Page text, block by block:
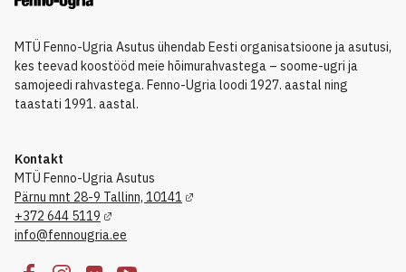
MTÜ Fenno-Ugria Asutus ühendab Eesti organisatsioone ja asutusi,
kes teevad koostööd meie hõimurahvastega – soome-ugri ja
samojeedi rahvastega. Fenno-Ugria loodi 1927. aastal ning
taastati 1991. aastal.
Kontakt
MTÜ Fenno-Ugria Asutus
Pärnu mnt 28-9 Tallinn, 10141
+372 644 5119
info@fennougria.ee